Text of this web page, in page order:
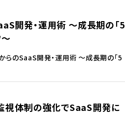
開発・運用術 ～成長期の「5
らのSaaS開発・運用術 ～成長期の「5
視体制の強化でSaaS開発に